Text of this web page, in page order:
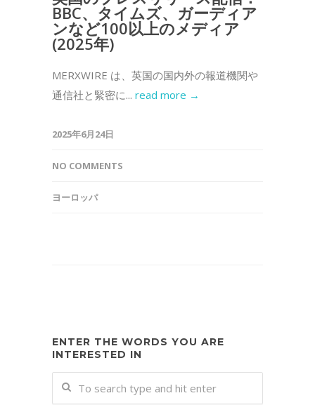
BBC、タイムズ、ガーディア
ンなど100以上のメディア
(2025年)
MERXWIRE は、英国の国内外の報道機関や
通信社と緊密に... read more →
2025年6月24日
NO COMMENTS
ヨーロッパ
ENTER THE WORDS YOU ARE
INTERESTED IN